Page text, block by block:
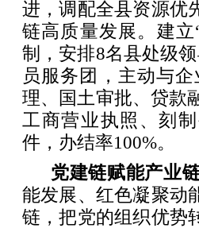
进，调配全县资源优
链高质量发展。建
制，安排8名县处级
员服务团，主动与
理、国土审批、贷款
工商营业执照、刻
件，办结率100%。
党建链赋能产业
能发展、红色凝聚动
链，把党的组织优势